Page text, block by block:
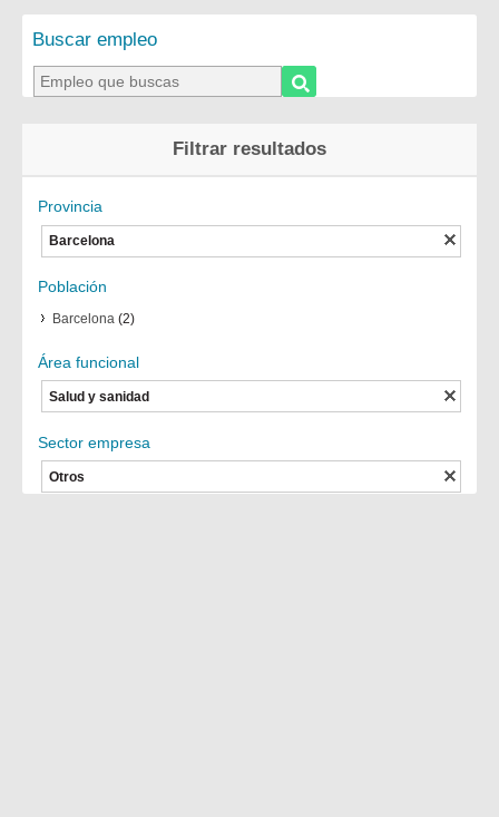
Buscar empleo
Filtrar resultados
Provincia
Barcelona
Población
Barcelona(2)
Área funcional
Salud y sanidad
Sector empresa
Otros